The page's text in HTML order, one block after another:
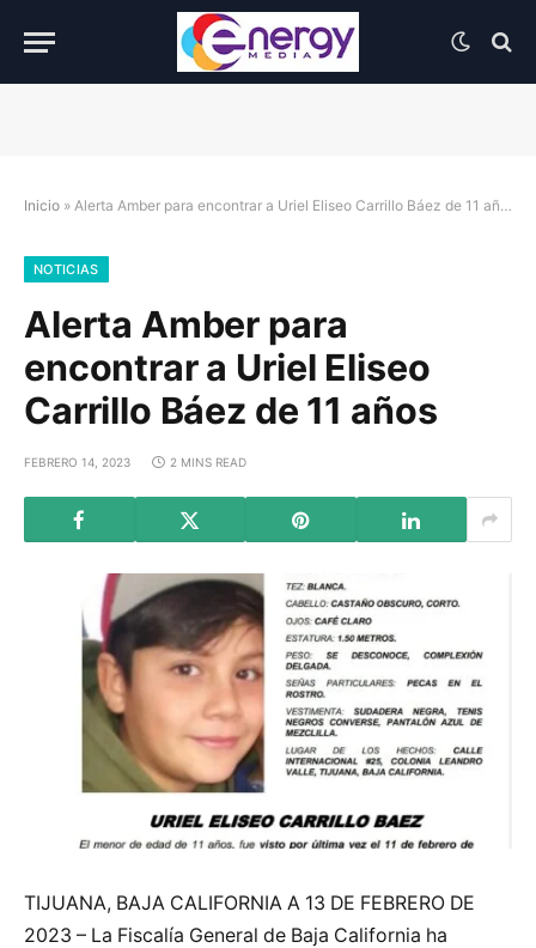
Inicio » Alerta Amber para encontrar a Uriel Eliseo Carrillo Báez de 11 años
NOTICIAS
Alerta Amber para
encontrar a Uriel Eliseo
Carrillo Báez de 11 años
FEBRERO 14, 2023 2 MINS READ
TIJUANA, BAJA CALIFORNIA A 13 DE FEBRERO DE
2023 – La Fiscalía General de Baja California ha